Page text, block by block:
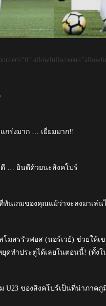
กร่งมาก … เยี่ยมมาก!!
ดี … ยินดีด้วยนะสิงคโปร์
นเกมของคุณแม้ว่าจะลงมาเล่
มสรรัวฟอส (นอร์เวย์) ช่วยให้
ยุดทำประตูได้เลยในตอนนี้! (ทั้ง
ของสิงคโปร์เป็นที่น่าภาคภู